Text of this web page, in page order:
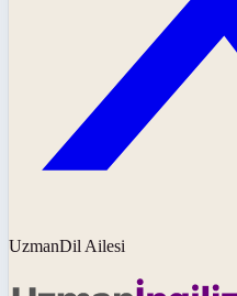
UzmanDil Ailesi